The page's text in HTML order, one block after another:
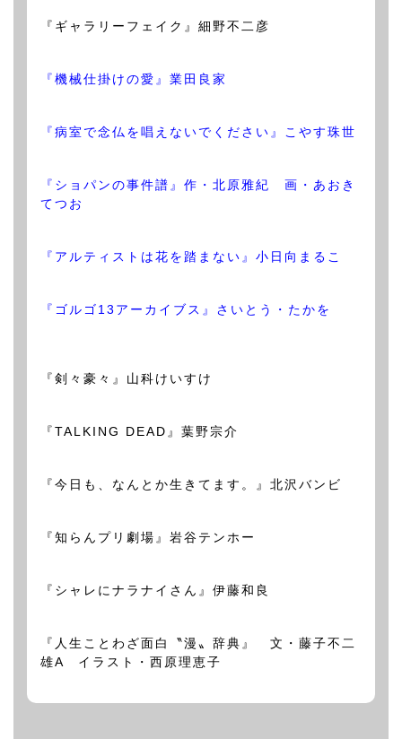
『ギャラリーフェイク』細野不二彦
『機械仕掛けの愛』業田良家
『病室で念仏を唱えないでください』こやす珠世
『ショパンの事件譜』作・北原雅紀 画・あおき
てつお
『アルティストは花を踏まない』小日向まるこ
『ゴルゴ13アーカイブス』さいとう・たかを
『剣々豪々』山科けいすけ
『TALKING DEAD』葉野宗介
『今日も、なんとか生きてます。』北沢バンビ
『知らんプリ劇場』岩谷テンホー
『シャレにナラナイさん』伊藤和良
『人生ことわざ面白〝漫〟辞典』 文・藤子不二
雄A イラスト・西原理恵子